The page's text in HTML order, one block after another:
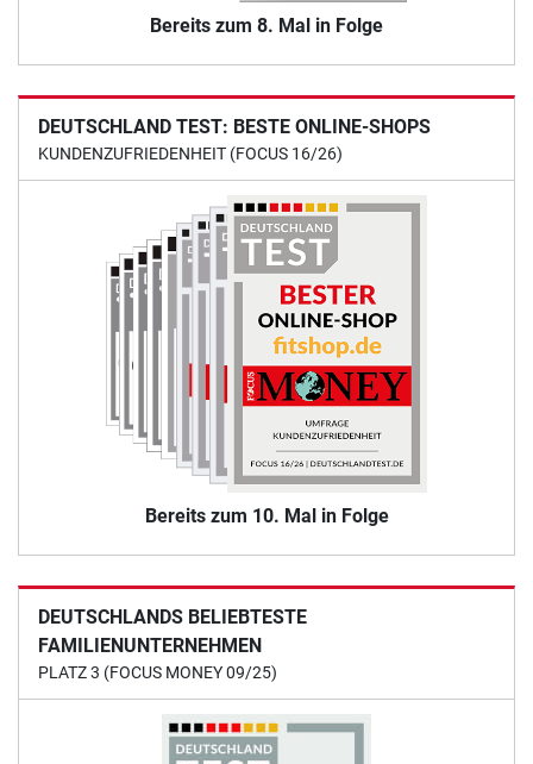
Bereits zum 8. Mal in Folge
DEUTSCHLAND TEST: BESTE ONLINE-SHOPS
KUNDENZUFRIEDENHEIT (FOCUS 16/26)
Bereits zum 10. Mal in Folge
DEUTSCHLANDS BELIEBTESTE
FAMILIENUNTERNEHMEN
PLATZ 3 (FOCUS MONEY 09/25)